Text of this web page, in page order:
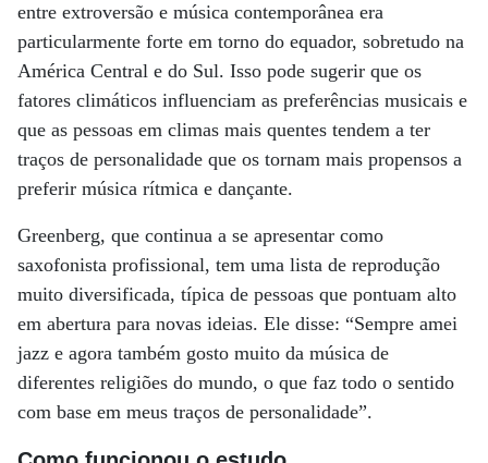
entre extroversão e música contemporânea era
particularmente forte em torno do equador, sobretudo na
América Central e do Sul. Isso pode sugerir que os
fatores climáticos influenciam as preferências musicais e
que as pessoas em climas mais quentes tendem a ter
traços de personalidade que os tornam mais propensos a
preferir música rítmica e dançante.
Greenberg, que continua a se apresentar como
saxofonista profissional, tem uma lista de reprodução
muito diversificada, típica de pessoas que pontuam alto
em abertura para novas ideias. Ele disse: “Sempre amei
jazz e agora também gosto muito da música de
diferentes religiões do mundo, o que faz todo o sentido
com base em meus traços de personalidade”.